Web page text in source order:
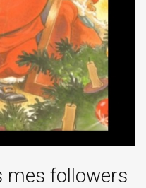
mes followers